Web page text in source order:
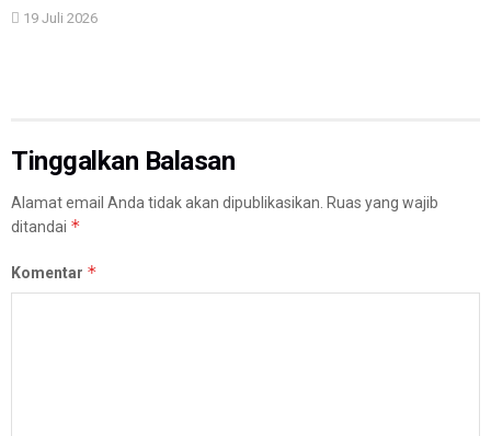
19 Juli 2026
Tinggalkan Balasan
Alamat email Anda tidak akan dipublikasikan. Ruas yang wajib
ditandai *
Komentar *